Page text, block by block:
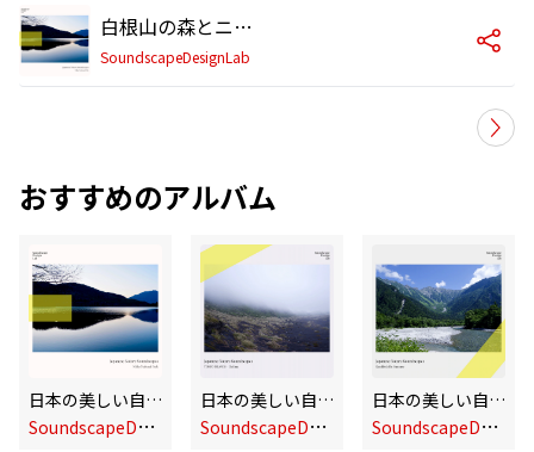
白根山の森とニホンジカ
SoundscapeDesignLab
おすすめのアルバム
日本の美しい自然音・音風景 日光国立公園
S
oundscapeDesignLab
日本の美しい自然音・音風景 東京島しょ - 大島
S
oundscapeDesignLab
日本の美しい自然音・音風景 上高地の夏
S
oundscapeDesignLab